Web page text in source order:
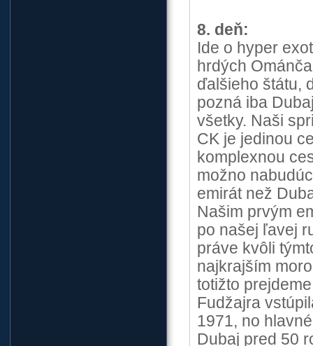
8. deň:
Ide o hyper
hrdých
ďalšieho štátu,
pozná iba
všetky. Naši
CK je jedinou
komplexnou
možno
emirát než
Našim prvým
po našej ľavej
práve kvôli
najkrajším
totižto
Fudžajra
1971, no
Dubaj pred 50